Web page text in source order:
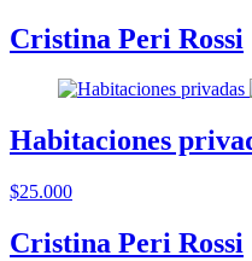
Cristina Peri Rossi
Habitaciones
$25.000
Cristina Peri Rossi